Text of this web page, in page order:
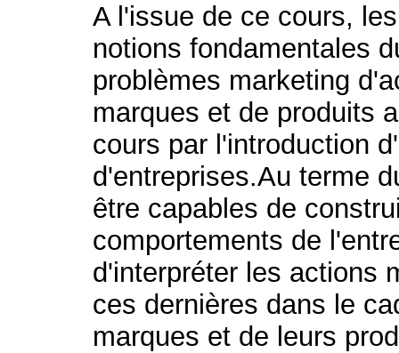
A l'issue de ce cours,
notions fondamentales
problèmes marketing
marques et de produits
cours par l'introduction
d'entreprises.Au terme
être capables de
comportements de
d'interpréter les actions
ces dernières dans le
marques et de leurs